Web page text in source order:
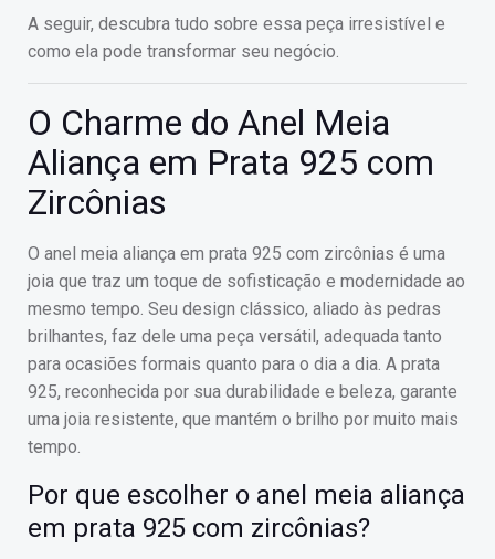
A seguir, descubra tudo sobre essa peça irresistível e
como ela pode transformar seu negócio.
O Charme do Anel Meia
Aliança em Prata 925 com
Zircônias
O anel meia aliança em prata 925 com zircônias é uma
joia que traz um toque de sofisticação e modernidade ao
mesmo tempo. Seu design clássico, aliado às pedras
brilhantes, faz dele uma peça versátil, adequada tanto
para ocasiões formais quanto para o dia a dia. A prata
925, reconhecida por sua durabilidade e beleza, garante
uma joia resistente, que mantém o brilho por muito mais
tempo.
Por que escolher o anel meia aliança
em prata 925 com zircônias?